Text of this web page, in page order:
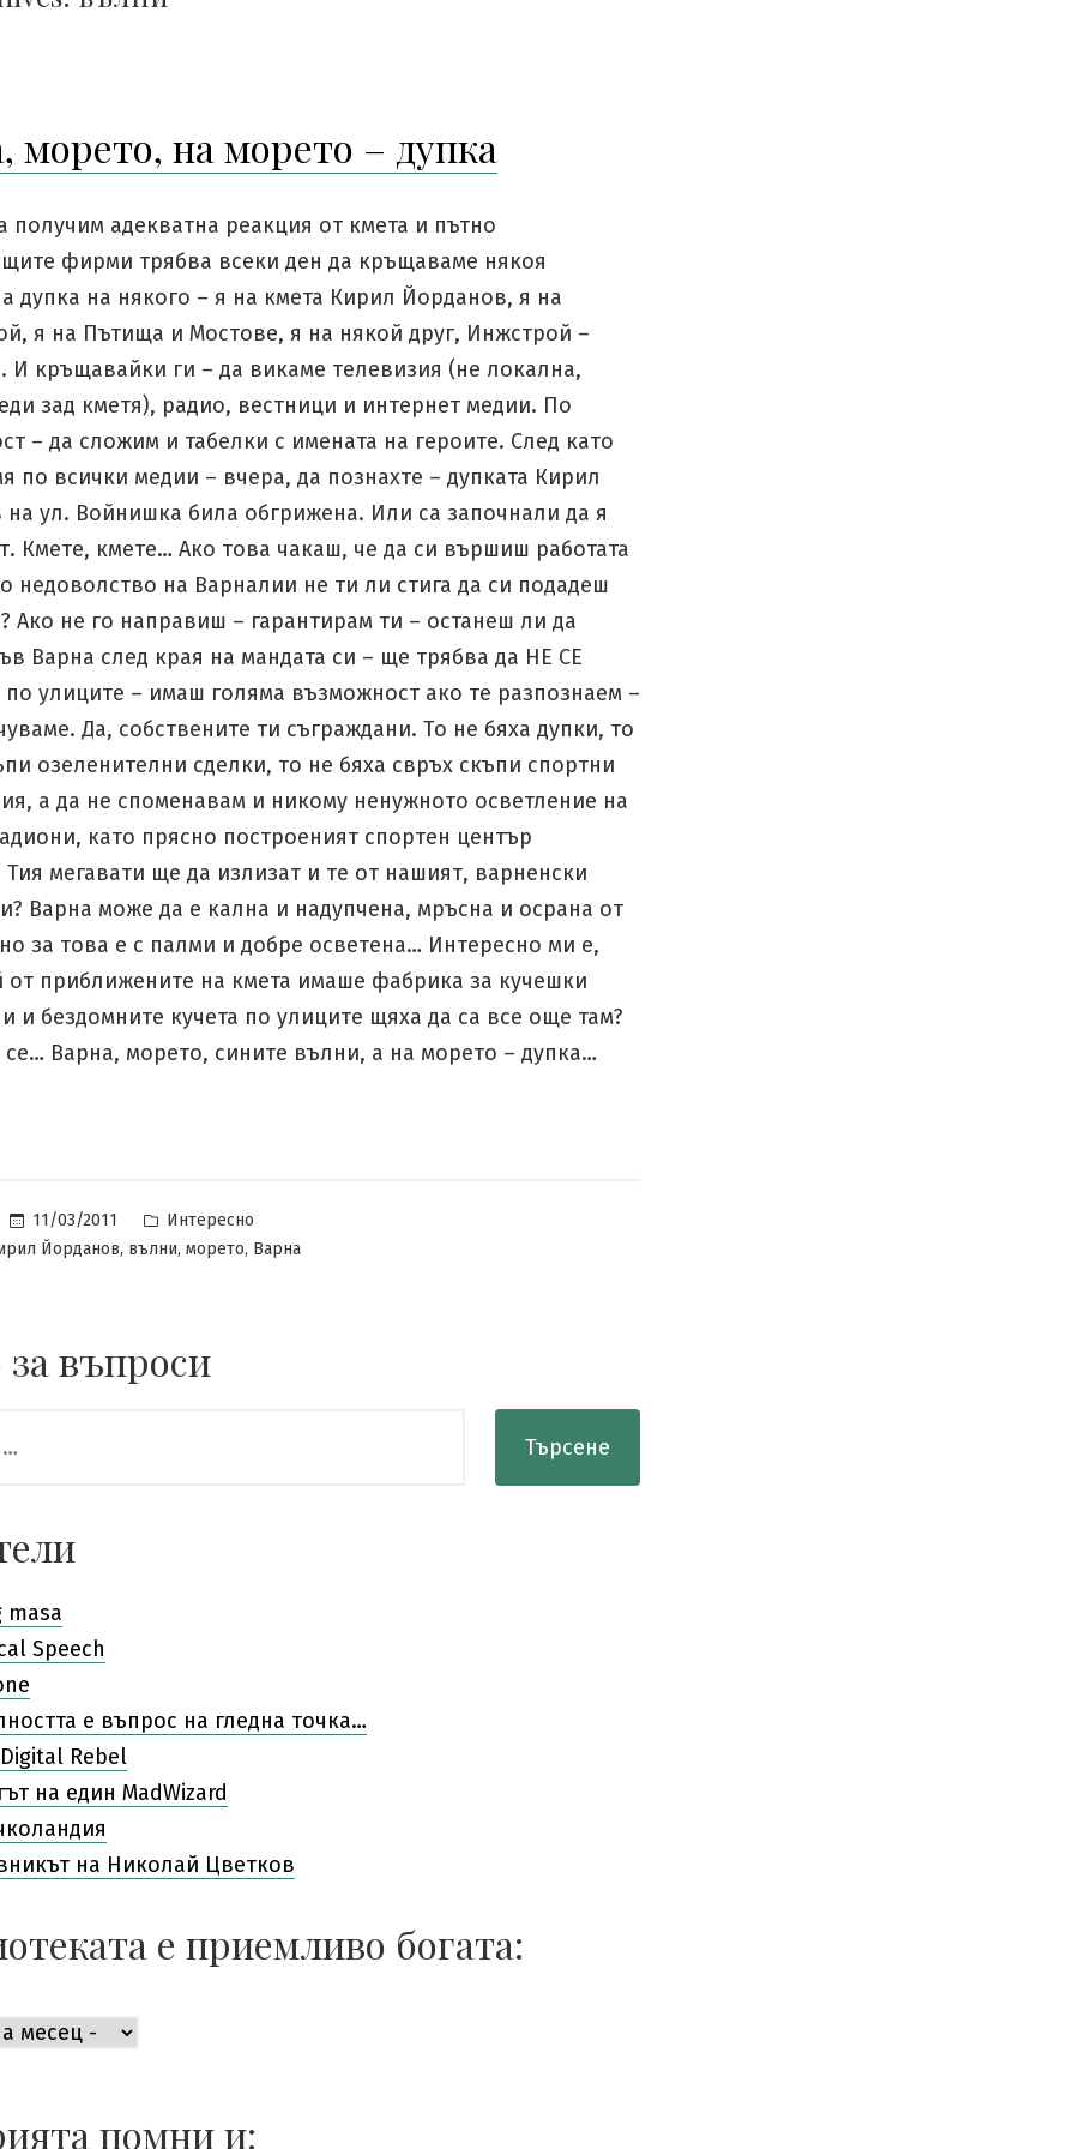
морето, на морето – дупка
получим адекватна реакция от кмета и пътно
фирми трябва всеки ден да кръщаваме някоя
дупка на някого – я на кмета Кирил Йорданов, я на
я на Пътища и Мостове, я на някой друг, Инжстрой –
И кръщавайки ги – да викаме телевизия (не локална,
зад кметя), радио, вестници и интернет медии. По
– да сложим и табелки с имената на героите. След като
по всички медии – вчера, да познахте – дупката Кирил
ул. Войнишка била обгрижена. Или са започнали да я
Кмете, кмете… Ако това чакаш, че да си вършиш работата
недоволство на Варналии не ти ли стига да си подадеш
Ако не го направиш – гарантирам ти – останеш ли да
Варна след края на мандата си – ще трябва да НЕ СЕ
улиците – имаш голяма възможност ако те разпознаем –
Да, собствените ти съграждани. То не бяха дупки, то
озеленителни сделки, то не бяха свръх скъпи спортни
а да не споменавам и никому ненужното осветление на
като прясно построеният спортен център
Тия мегавати ще да излизат и те от нашият, варненски
Варна може да е кална и надупчена, мръсна и осрана от
но за това е с палми и добре осветена… Интересно ми е,
от приближените на кмета имаше фабрика за кучешки
и бездомните кучета по улиците щяха да са все още там?
Варна, морето, сините вълни, а на морето – дупка…
11/03/2011
Posted
in
Интересно
Йорданов, вълни, морето, Варна
за въпроси
masa
Speech
е въпрос на гледна точка…
Rebel
на един MadWizard
на Николай Цветков
е приемливо богата:
помни и: